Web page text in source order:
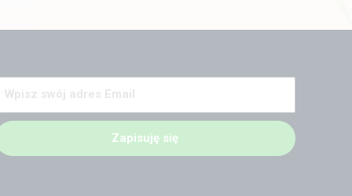
Zapisuję się